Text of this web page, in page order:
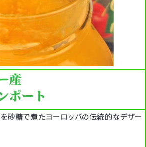
を砂糖で煮たヨーロッパの伝統的なデザー